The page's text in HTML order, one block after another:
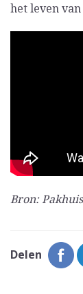
het leven
Bron:
Delen